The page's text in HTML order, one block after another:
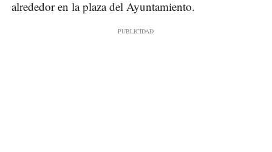
alrededor en la plaza del Ayuntamiento.